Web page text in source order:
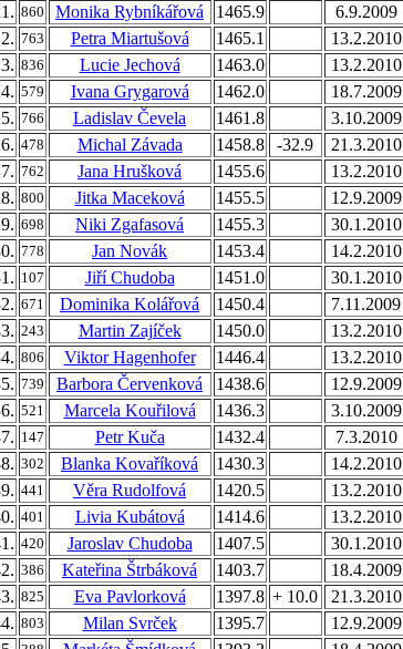
860 Monika Rybníkářová 1465.9 6.9.2009
763 Petra Miartušová 1465.1 13.2.2010
836 Lucie Jechová 1463.0 13.2.2010
579 Ivana Grygarová 1462.0 18.7.2009
766 Ladislav Čevela 1461.8 3.10.2009
478 Michal Závada 1458.8 -32.9 21.3.2010
762 Jana Hrušková 1455.6 13.2.2010
800 Jitka Maceková 1455.5 12.9.2009
698 Niki Zgafasová 1455.3 30.1.2010
778 Jan Novák 1453.4 14.2.2010
107 Jiří Chudoba 1451.0 30.1.2010
671 Dominika Kolářová 1450.4 7.11.2009
243 Martin Zajíček 1450.0 13.2.2010
806 Viktor Hagenhofer 1446.4 13.2.2010
739 Barbora Červenková 1438.6 12.9.2009
521 Marcela Kouřilová 1436.3 3.10.2009
147 Petr Kuča 1432.4 7.3.2010
302 Blanka Kovaříková 1430.3 14.2.2010
441 Věra Rudolfová 1420.5 13.2.2010
401 Livia Kubátová 1414.6 13.2.2010
420 Jaroslav Chudoba 1407.5 30.1.2010
386 Kateřina Štrbáková 1403.7 18.4.2009
825 Eva Pavlorková 1397.8 + 10.0 21.3.2010
803 Milan Svrček 1395.7 12.9.2009